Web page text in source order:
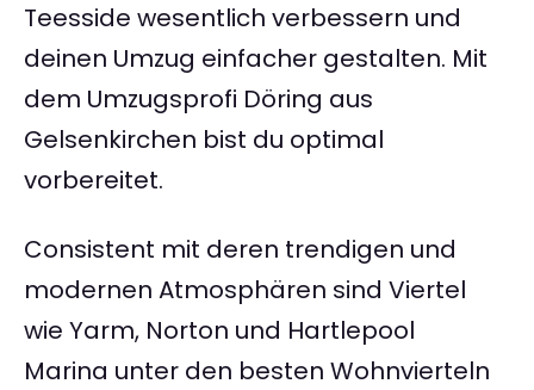
Teesside wesentlich verbessern und
deinen Umzug einfacher gestalten. Mit
dem Umzugsprofi Döring aus
Gelsenkirchen bist du optimal
vorbereitet.
Consistent mit deren trendigen und
modernen Atmosphären sind Viertel
wie Yarm, Norton und Hartlepool
Marina unter den besten Wohnvierteln